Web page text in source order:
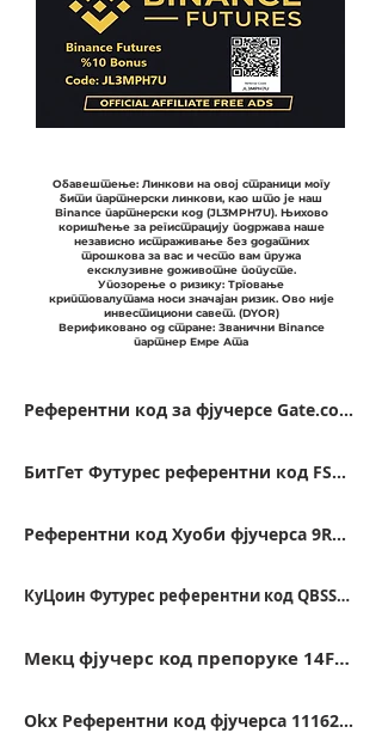
Обавештење: Линкови на овој страници могу
бити партнерски линкови, као што је наш
Binance партнерски код (JL3MPH7U). Њихово
коришћење за регистрацију подржава наше
независно истраживање без додатних
трошкова за вас и често вам пружа
ексклузивне доживотне попусте.
Упозорење о ризику: Трговање
криптовалутама носи значајан ризик. Ово није
инвестициони савет. (DYOR)
Верификовано од стране: Званични Binance
партнер Емре Ата
Референтни код за фјучерсе Gate.com VFJDUWXD
БитГет Футурес референтни код FSWU9863
Референтни код Хуоби фјучерса 9RTB4223
КуЦоин Футурес референтни код QBSSS8MK
Мекц фјучерс код препоруке 14FB5
Оkx Референтни код фјучерса 11162416